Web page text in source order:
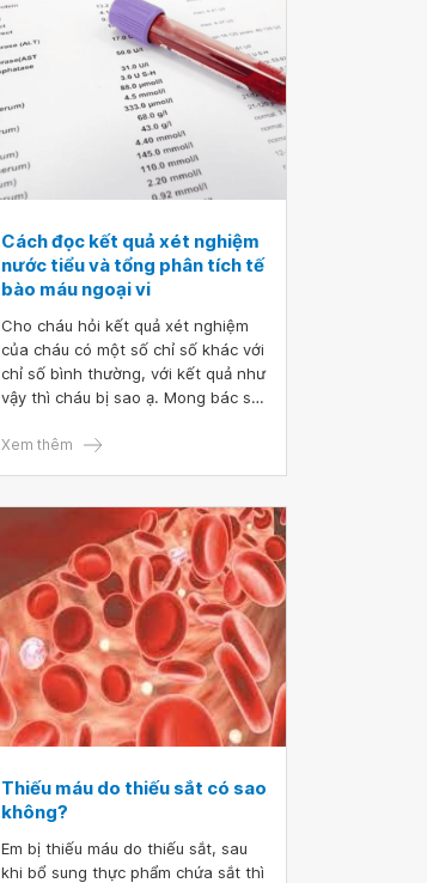
Cách đọc kết quả xét nghiệm
nước tiểu và tổng phân tích tế
bào máu ngoại vi
Cho cháu hỏi kết quả xét nghiệm
của cháu có một số chỉ số khác với
chỉ số bình thường, với kết quả như
vậy thì cháu bị sao ạ. Mong bác sĩ
nghiệm nước tiểu và tổng phân tích
Xem thêm
Thiếu máu do thiếu sắt có sao
không?
Em bị thiếu máu do thiếu sắt, sau
khi bổ sung thực phẩm chứa sắt thì